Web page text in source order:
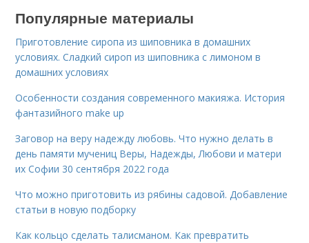
Популярные материалы
Приготовление сиропа из шиповника в домашних
условиях. Сладкий сироп из шиповника с лимоном в
домашних условиях
Особенности создания современного макияжа. История
фантазийного make up
Заговор на веру надежду любовь. Что нужно делать в
день памяти мучениц Веры, Надежды, Любови и матери
их Софии 30 сентября 2022 года
Что можно приготовить из рябины садовой. Добавление
статьи в новую подборку
Как кольцо сделать талисманом. Как превратить